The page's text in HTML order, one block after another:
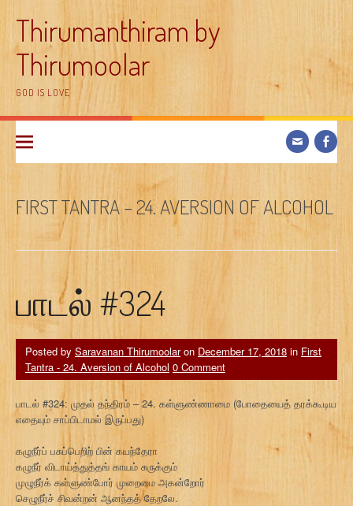
contentThirumanthiram by
Thirumoolar
GOD IS LOVE
FIRST TANTRA – 24. AVERSION OF ALCOHOL
பாடல் #324
Posted by Saravanan Thirumoolaron December 17, 2018 in First
Tantra - 24. Aversion of Alcohol 0 Comment
பாடல் #324: முதல் தந்திரம் – 24. கள்ளுண்ணாமை (போதையைத் தரக்கூடிய
எதையும் சாப்பிடாமல் இருப்பது)
கழுநீர்ப் பசுப்பெறிற் பின் கயந்தேரா
கழுநீர் விடாய்த்துத்தங் காயம் சுருக்கும்
முழுநீர்க் கள்ளுண்போர் முறைமை அகன்றோர்
செழுநீர்ச் சிவன்றன் ஆனந்தத் தேறலே.